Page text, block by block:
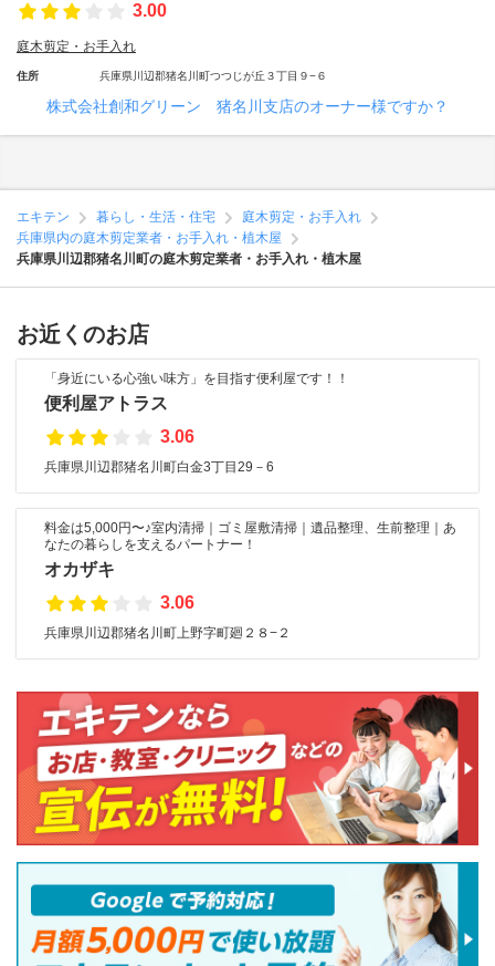
3.00
庭木剪定・お手入れ
住所 兵庫県川辺郡猪名川町つつじが丘３丁目９−６
株式会社創和グリーン 猪名川支店のオーナー様ですか？
エキテン 暮らし・生活・住宅
庭木剪定・お手入れ
兵庫県内の庭木剪定業者・お手入れ・植木屋
兵庫県川辺郡猪名川町の庭木剪定業者・お手入れ・植木屋
お近くのお店
「身近にいる心強い味方」を目指す便利屋です！！
便利屋アトラス
3.06
兵庫県川辺郡猪名川町白金3丁目29－6
料金は5,000円〜♪室内清掃｜ゴミ屋敷清掃｜遺品整理、生前整理｜あ
なたの暮らしを支えるパートナー！
オカザキ
3.06
兵庫県川辺郡猪名川町上野字町廻２８−２